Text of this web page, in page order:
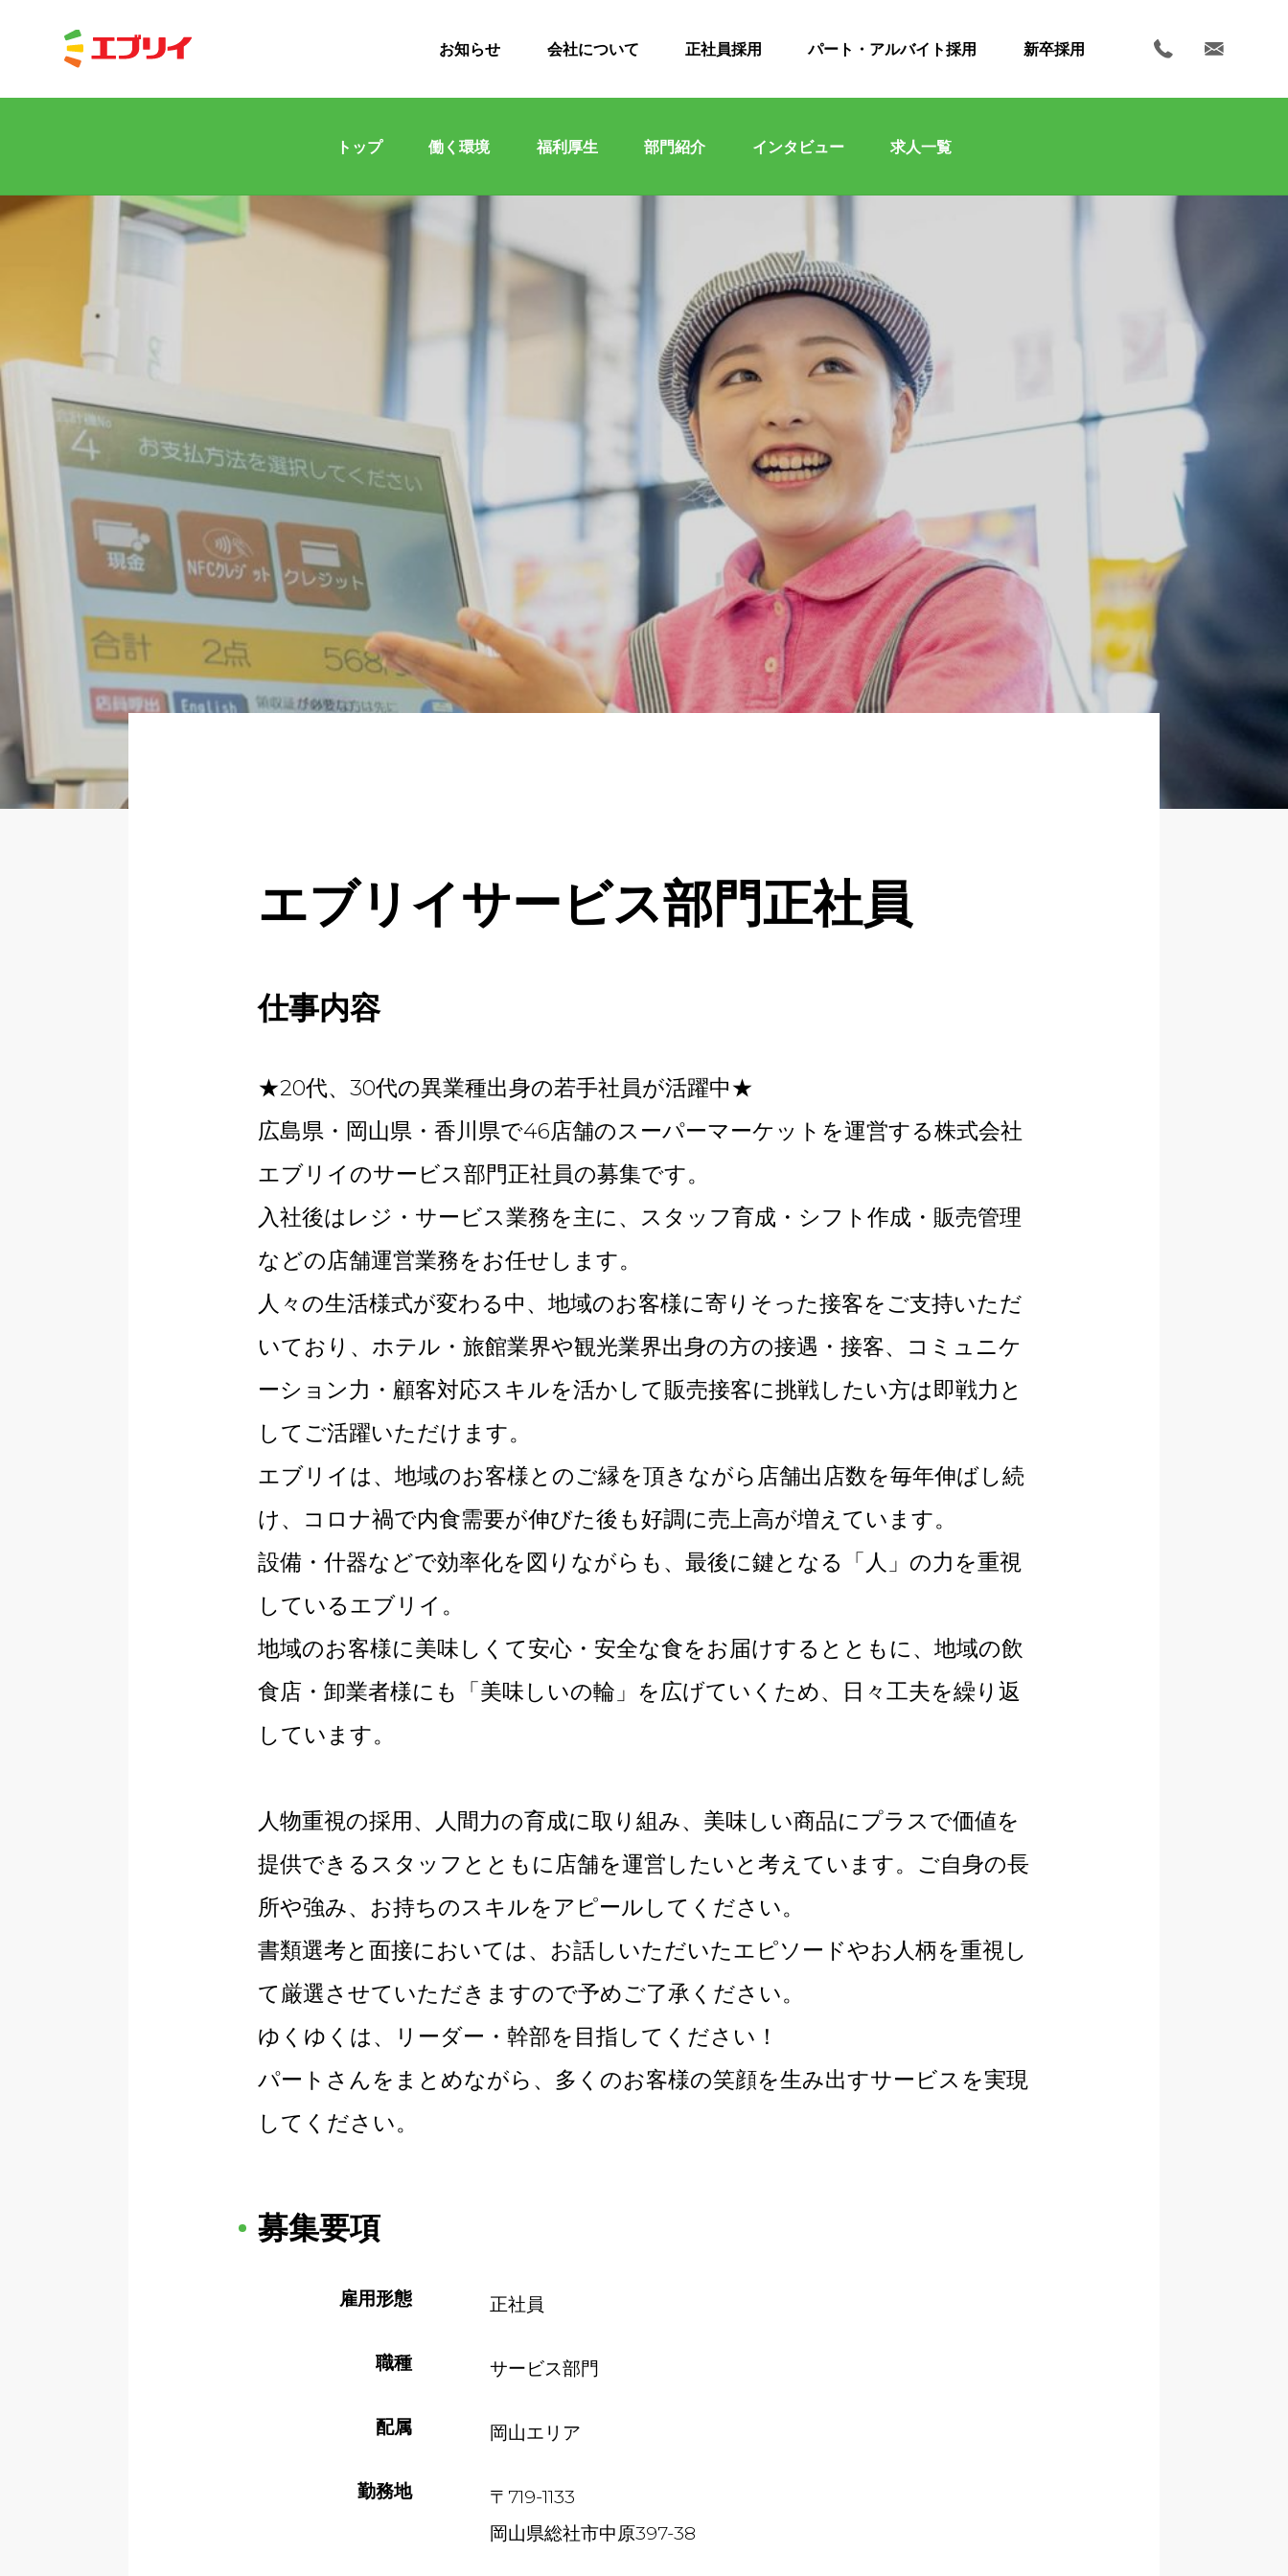
About
Regular
Partner パート・アルバイト採用
Newer 新卒採用
お知らせ 会社について 正社員採用 パート・アルバイト採用 新卒採用
トップ 働く環境 福利厚生 部門紹介 インタビュー 求人一覧
エブリイサービス部門正社員
仕事内容
★20代、30代の異業種出身の若手社員が活躍中★
広島県・岡山県・香川県で46店舗のスーパーマーケットを運営する株式会社
エブリイのサービス部門正社員の募集です。
入社後はレジ・サービス業務を主に、スタッフ育成・シフト作成・販売管理
などの店舗運営業務をお任せします。
人々の生活様式が変わる中、地域のお客様に寄りそった接客をご支持いただ
いており、ホテル・旅館業界や観光業界出身の方の接遇・接客、コミュニケ
ーション力・顧客対応スキルを活かして販売接客に挑戦したい方は即戦力と
してご活躍いただけます。
エブリイは、地域のお客様とのご縁を頂きながら店舗出店数を毎年伸ばし続
け、コロナ禍で内食需要が伸びた後も好調に売上高が増えています。
設備・什器などで効率化を図りながらも、最後に鍵となる「人」の力を重視
しているエブリイ。
地域のお客様に美味しくて安心・安全な食をお届けするとともに、地域の飲
食店・卸業者様にも「美味しいの輪」を広げていくため、日々工夫を繰り返
しています。
人物重視の採用、人間力の育成に取り組み、美味しい商品にプラスで価値を
提供できるスタッフとともに店舗を運営したいと考えています。ご自身の長
所や強み、お持ちのスキルをアピールしてください。
書類選考と面接においては、お話しいただいたエピソードやお人柄を重視し
て厳選させていただきますので予めご了承ください。
ゆくゆくは、リーダー・幹部を目指してください！
パートさんをまとめながら、多くのお客様の笑顔を生み出すサービスを実現
してください。
募集要項
雇用形態 正社員
職種 サービス部門
配属 岡山エリア
勤務地
〒719-1133
岡山県総社市中原397-38